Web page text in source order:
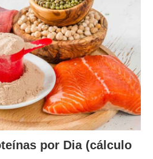
por Dia (cálculo